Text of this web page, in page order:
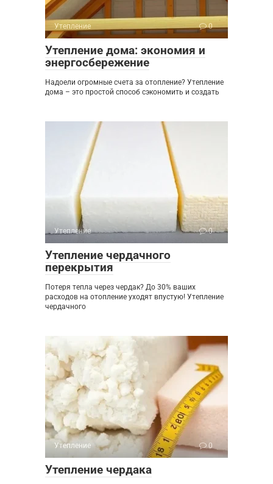
Утепление 0
Утепление дома: экономия и
энергосбережение
Надоели огромные счета за отопление? Утепление
дома – это простой способ сэкономить и создать
Утепление 0
Утепление чердачного
перекрытия
Потеря тепла через чердак? До 30% ваших
расходов на отопление уходят впустую! Утепление
чердачного
Утепление 0
Утепление чердака